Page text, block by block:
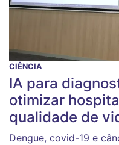
CIÊNCIA
IA para
otimizar
qualidade de
Dengue, covid-19 e